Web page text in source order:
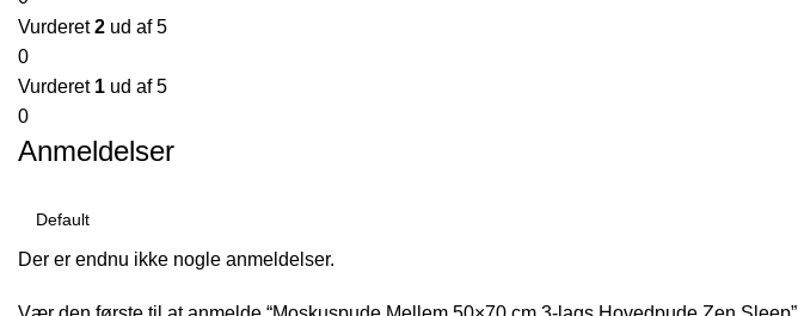
Vurderet2 ud af 5
0
Vurderet 1 ud af 5
0
Anmeldelser
Der er endnu ikke nogle anmeldelser.